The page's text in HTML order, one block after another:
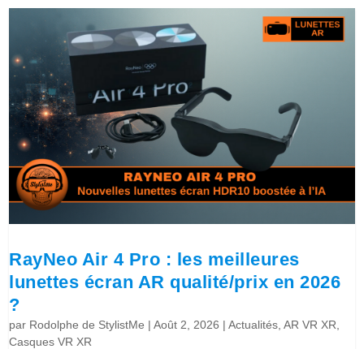
RayNeo Air 4 Pro : les meilleures
lunettes écran AR qualité/prix en 2026
?
par Rodolphe de StylistMe |Août 2, 2026 |Actualités ,AR VR XR
Casques VR XR